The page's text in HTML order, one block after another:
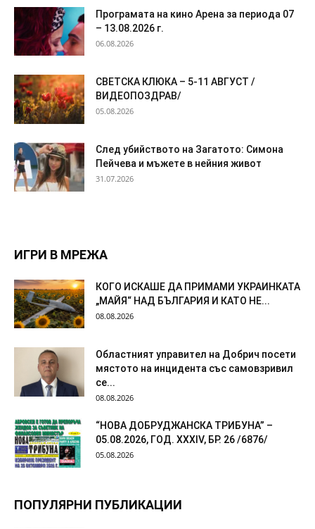
Програмата на кино Арена за периода 07
– 13.08.2026 г.
06.08.2026
СВЕТСКА КЛЮКА – 5-11 АВГУСТ /
ВИДЕОПОЗДРАВ/
05.08.2026
След убийството на Загатото: Симона
Пейчева и мъжете в нейния живот
31.07.2026
ИГРИ В МРЕЖА
КОГО ИСКАШЕ ДА ПРИМАМИ УКРАИНКАТА
„МАЙЯ“ НАД БЪЛГАРИЯ И КАТО НЕ...
08.08.2026
Областният управител на Добрич посети
мястото на инцидента със самовзривил
се...
08.08.2026
“НОВА ДОБРУДЖАНСКА ТРИБУНА” –
05.08.2026, ГОД. XXХIV, БР. 26 /6876/
05.08.2026
ПОПУЛЯРНИ ПУБЛИКАЦИИ